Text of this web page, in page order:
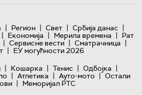
| Регион | Свет | Србија данас |
| Економија | Мерила времена | Рат
| Сервисне вести | Сматрачница |
| ЕУ могућности 2026
| Кошарка | Тенис | Одбојка |
| Атлетика | Ауто-мото | Остали
| Меморијал РТС